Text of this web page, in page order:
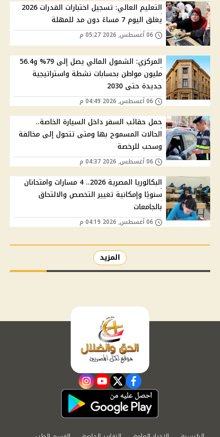
التعليم العالي: تسجيل اختبارات القدرات 2026
يغلق اليوم 7 مساءً دون مد للمهلة
المركزي: الشمول المالي يصل إلى 79% و56.4
مليون مواطن بحسابات نشطة واستراتيجية
جديدة حتى 2030
حمل حقائب السفر داخل السيارة الخاصة..
الحالات المسموح بها ومتى تتحول إلى مخالفة
وسحب للرخصة
البكالوريا المصرية 2026.. 4 مسارات وامتحانان
سنويًا وإمكانية تغيير التخصص والالتحاق
بالجامعات
المزيد
facebook
twitter
youtube
instagram